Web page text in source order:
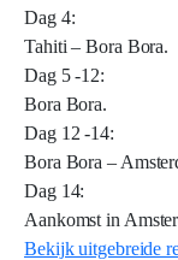
Dag 4:
Tahiti – Bora Bora.
Dag 5 -12:
Bora Bora.
Dag 12 -14:
Bora Bora –
Dag 14:
Aankomst in
Bekijk uitgebreide